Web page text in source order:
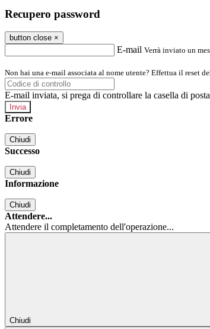
Recupero password
button close ×
E-mail Verrà inviato un
Non hai una e-mail associata al nome utente? Effettua il reset
E-mail inviata, si prega di controllare la casella di
Errore
Chiudi
Successo
Chiudi
Informazione
Chiudi
Attendere...
Attendere il completamento dell'operazione...
Chiudi